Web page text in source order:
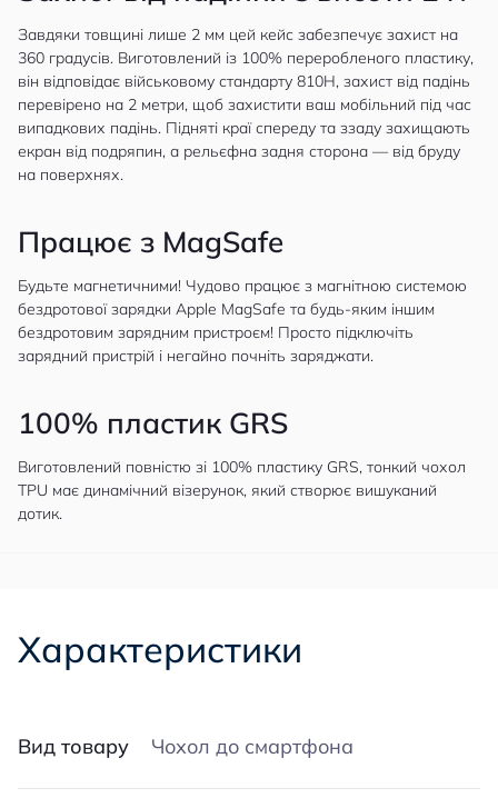
Завдяки товщині лише 2 мм цей кейс забезпечує захист на
360 градусів. Виготовлений із 100% переробленого пластику,
він відповідає військовому стандарту 810H, захист від падінь
перевірено на 2 метри, щоб захистити ваш мобільний під час
випадкових падінь. Підняті краї спереду та ззаду захищають
екран від подряпин, а рельєфна задня сторона — від бруду
на поверхнях.
Працює з MagSafe
Будьте магнетичними! Чудово працює з магнітною системою
бездротової зарядки Apple MagSafe та будь-яким іншим
бездротовим зарядним пристроєм! Просто підключіть
зарядний пристрій і негайно почніть заряджати.
100% пластик GRS
Виготовлений повністю зі 100% пластику GRS, тонкий чохол
TPU має динамічний візерунок, який створює вишуканий
дотик.
Характеристики
Вид товару Чохол до смартфона